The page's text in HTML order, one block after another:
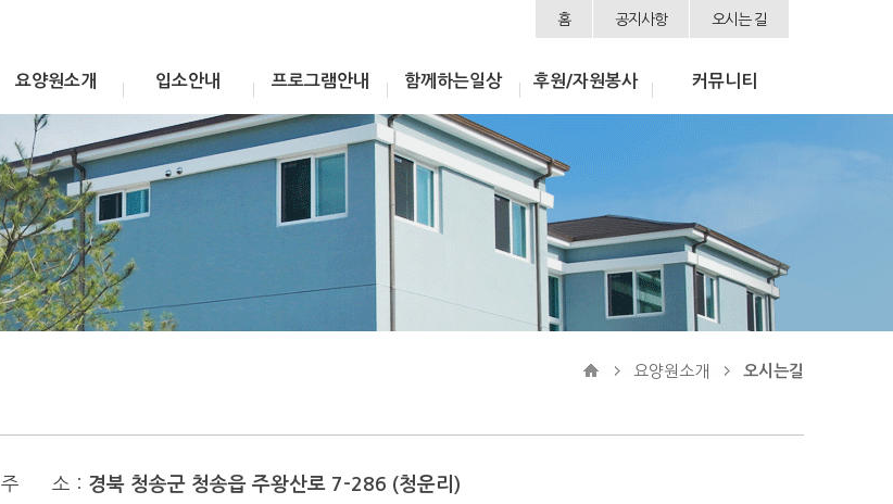
홈 공지사항 오시는 길
요양원소개 입소안내 프로그램안내 함께하는일상 후원/자원봉사 커뮤니티
요양원소개 오시는길
주 소 : 경북 청송군 청송읍 주왕산로 7-286 (청운리)